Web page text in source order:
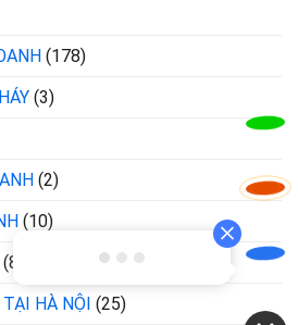
(178)
(3)
(2)
(10)
(8)
HÀ NỘI (25)